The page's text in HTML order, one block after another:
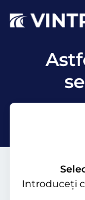
Introduceți